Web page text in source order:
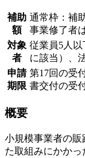
補助
額
通常枠：補
事業修了者
対象
者
従業員5人
に該当）、
申請
期限
第17回の受
書交付の受
概要
小規模事業者の
た取組みにかか